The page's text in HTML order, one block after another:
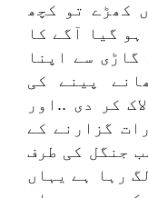
کھڑے تو کچھ
گیا آگے کا
سے اپنا
پینے کی
کر دی ..اور
گزارنے کے
جنگل کی طرف
رہا ہے یہاں